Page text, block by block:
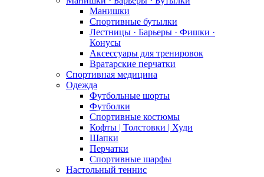
Манишки
Спортивные бутылки
Лестницы · Барьеры · Фишки ·
Конусы
Аксессуары для тренировок
Вратарские перчатки
Спортивная медицина
Одежда
Футбольные шорты
Футболки
Спортивные костюмы
Кофты | Толстовки | Худи
Шапки
Перчатки
Спортивные шарфы
Настольный теннис